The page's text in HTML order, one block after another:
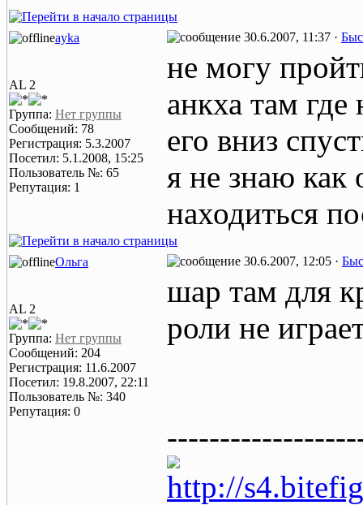
ayka 30.6.2007, 11:37 ·
AL 2
Группа: Нет группы
Сообщений: 78
Регистрация: 5.3.2007
Посетил: 5.1.2008, 15:25
Пользователь №: 65
Репутация: 1
не могу
анкха там
его вниз
я не знаю как
находиться
Ольга 30.6.2007, 12:05 ·
AL 2
Группа: Нет группы
Сообщений: 204
Регистрация: 11.6.2007
Посетил: 19.8.2007, 22:11
Пользователь №: 340
Репутация: 0
шар там для
роли не
http://